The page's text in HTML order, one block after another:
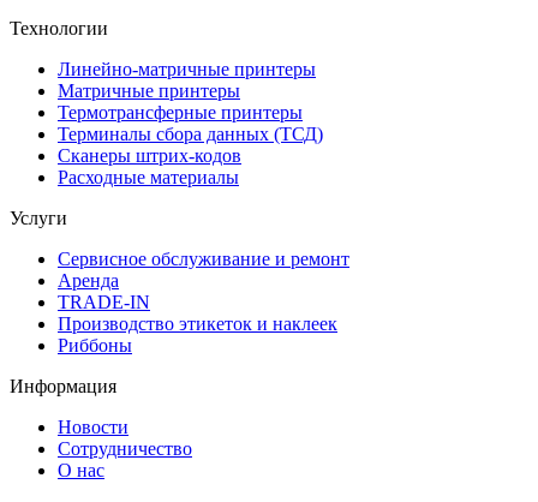
Технологии
Линейно-матричные принтеры
Матричные принтеры
Термотрансферные принтеры
Терминалы сбора данных (ТСД)
Сканеры штрих-кодов
Расходные материалы
Услуги
Сервисное обслуживание и ремонт
Аренда
TRADE-IN
Производство этикеток и наклеек
Риббоны
Информация
Новости
Сотрудничество
О нас